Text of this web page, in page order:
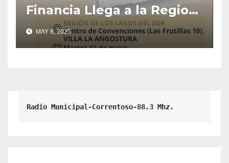
Financia Llega a la Region
Los Lagos Del Sur.
MAY 8, 2025
Radio Municipal-Correntoso-88.3 Mhz.